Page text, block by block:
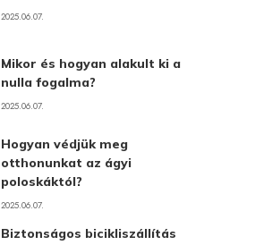
2025.06.07.
Mikor és hogyan alakult ki a
nulla fogalma?
2025.06.07.
Hogyan védjük meg
otthonunkat az ágyi
poloskáktól?
2025.06.07.
Biztonságos bicikliszállítás